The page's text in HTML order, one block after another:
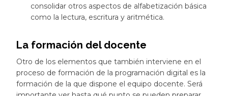
consolidar otros aspectos de alfabetización básica
como la lectura, escritura y aritmética.
La formación del docente
Otro de los elementos que también interviene en el
proceso de formación de la programación digital es la
formación de la que dispone el equipo docente. Será